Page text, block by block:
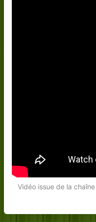
Vidéo issue de la chaîne